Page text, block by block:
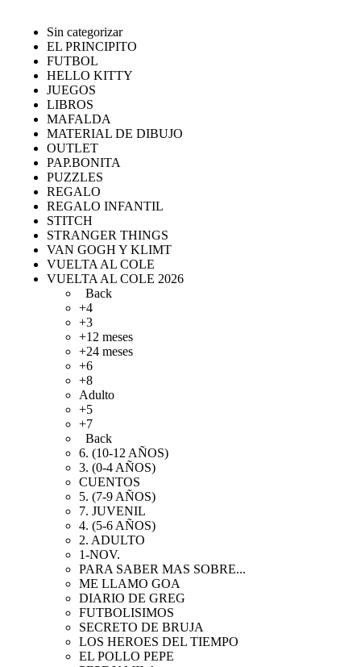
Sin categorizar
EL PRINCIPITO
FUTBOL
HELLO KITTY
JUEGOS
LIBROS
MAFALDA
MATERIAL DE DIBUJO
OUTLET
PAP.BONITA
PUZZLES
REGALO
REGALO INFANTIL
STITCH
STRANGER THINGS
VAN GOGH Y KLIMT
VUELTA AL COLE
VUELTA AL COLE 2026
Back
+4
+3
+12 meses
+24 meses
+6
+8
Adulto
+5
+7
Back
6. (10-12 AÑOS)
3. (0-4 AÑOS)
CUENTOS
5. (7-9 AÑOS)
7. JUVENIL
4. (5-6 AÑOS)
2. ADULTO
1-NOV.
PARA SABER MAS SOBRE...
ME LLAMO GOA
DIARIO DE GREG
FUTBOLISIMOS
SECRETO DE BRUJA
LOS HEROES DEL TIEMPO
EL POLLO PEPE